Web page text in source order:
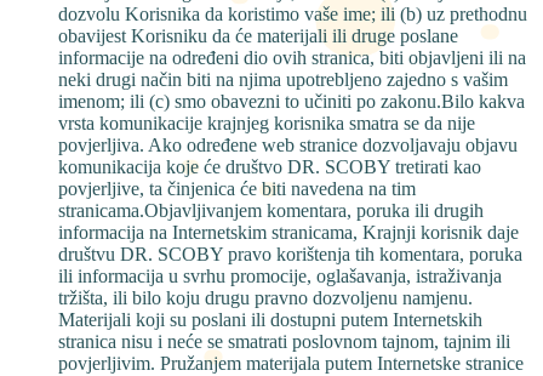
dozvolu Korisnika da koristimo vaše ime; ili (b) uz prethodnu
obavijest Korisniku da će materijali ili druge poslane
informacije na određeni dio ovih stranica, biti objavljeni ili na
neki drugi način biti na njima upotrebljeno zajedno s vašim
imenom; ili (c) smo obavezni to učiniti po zakonu.Bilo kakva
vrsta komunikacije krajnjeg korisnika smatra se da nije
povjerljiva. Ako određene web stranice dozvoljavaju objavu
komunikacija koje će društvo DR. SCOBY tretirati kao
povjerljive, ta činjenica će biti navedena na tim
stranicama.Objavljivanjem komentara, poruka ili drugih
informacija na Internetskim stranicama, Krajnji korisnik daje
društvu DR. SCOBY pravo korištenja tih komentara, poruka
ili informacija u svrhu promocije, oglašavanja, istraživanja
tržišta, ili bilo koju drugu pravno dozvoljenu namjenu.
Materijali koji su poslani ili dostupni putem Internetskih
stranica nisu i neće se smatrati poslovnom tajnom, tajnim ili
povjerljivim. Pružanjem materijala putem Internetske stranice